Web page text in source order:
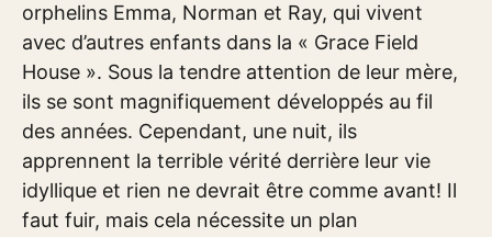
orphelins Emma, ​​Norman et Ray, qui vivent
avec d’autres enfants dans la « Grace Field
House ». Sous la tendre attention de leur mère,
ils se sont magnifiquement développés au fil
des années. Cependant, une nuit, ils
apprennent la terrible vérité derrière leur vie
idyllique et rien ne devrait être comme avant! Il
faut fuir, mais cela nécessite un plan